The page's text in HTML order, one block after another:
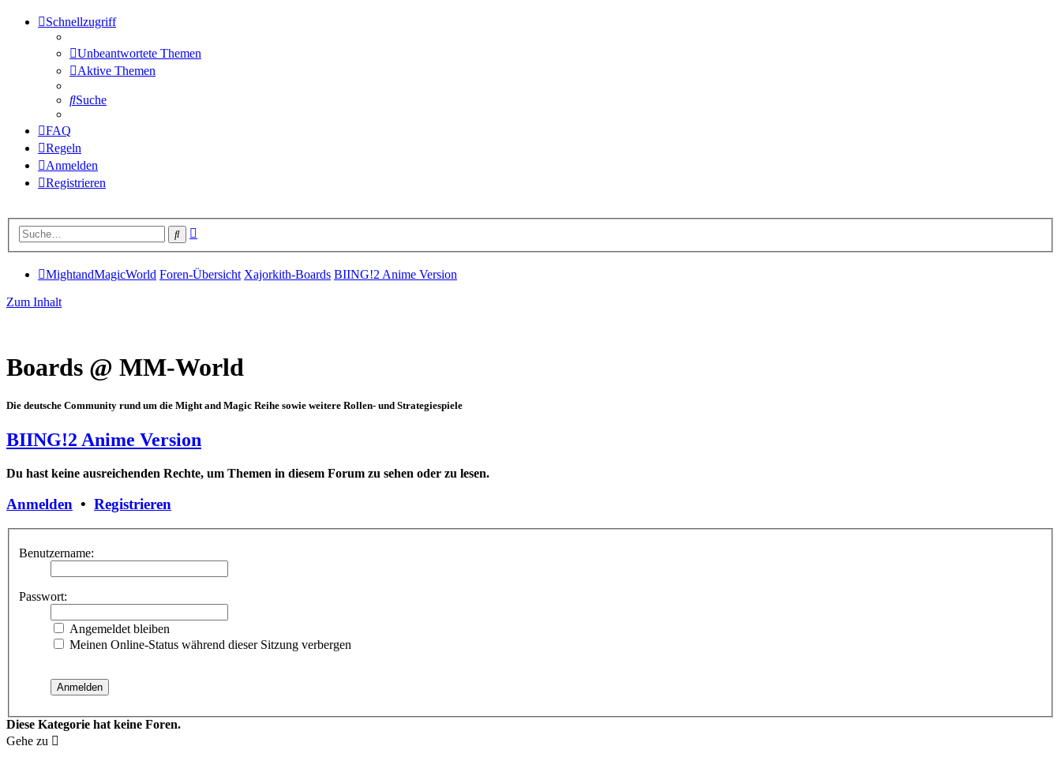
Schnellzugriff
Unbeantwortete Themen
Aktive Themen
Suche
FAQ
Regeln
Anmelden
Registrieren
Suche
MightandMagicWorld Foren-Übersicht Xajorkith-Boards BIING!2 Anime Version
Zum Inhalt
Boards @ MM-World
Die deutsche Community rund um die Might and Magic Reihe sowie weitere Rollen- und Strategiespiele
BIING!2 Anime Version
Du hast keine ausreichenden Rechte, um Themen in diesem Forum zu sehen oder zu lesen.
Anmelden • Registrieren
Benutzername:
Passwort:
Angemeldet bleiben
Meinen Online-Status während dieser Sitzung verbergen
Diese Kategorie hat keine Foren.
Gehe zu